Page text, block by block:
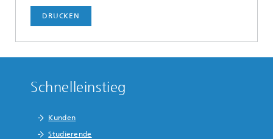
DRUCKEN
Schnelleinstieg
Kunden
Studierende